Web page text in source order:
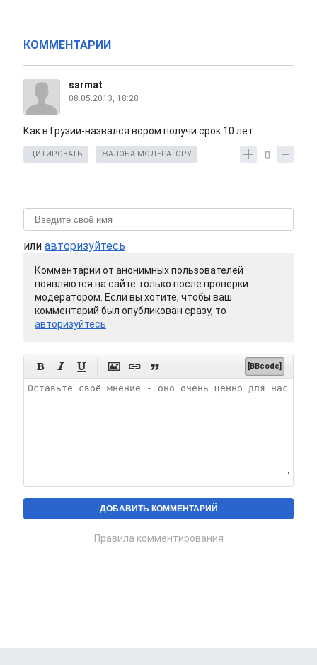
КОММЕНТАРИИ
sarmat
08.05.2013, 18:28
Как в Грузии-назвался вором получи срок 10 лет.
0
ЦИТИРОВАТЬ ЖАЛОБА МОДЕРАТОРУ
или авторизуйтесь
Комментарии от анонимных пользователей
появляются на сайте только после проверки
модератором. Если вы хотите, чтобы ваш
комментарий был опубликован сразу, то
авторизуйтесь
      [BBcode]
Правила комментирования